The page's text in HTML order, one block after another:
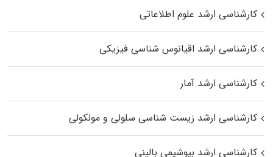
کارشناسی ارشد علوم اطلاعاتی
کارشناسی ارشد اقیانوس‌ شناسی فیزیکی
کارشناسی ارشد آمار
کارشناسی ارشد زیست شناسی سلولی و مولکولی
کارشناسی ارشد بیوشیمی بالینی